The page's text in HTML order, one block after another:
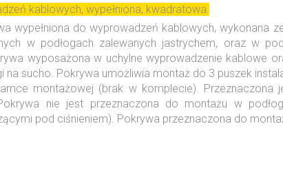
kablowych, wypełniona, kwadratowa.
wypełniona do wyprowadzeń kablowych, wykonana
w podłogach zalewanych jastrychem, oraz w
wyposażona w uchylne wyprowadzenie kablowe
na sucho. Pokrywa umożliwia montaż do 3 puszek
montażowej (brak w komplecie). Przeznaczona
nie jest przeznaczona do montażu w
pod ciśnieniem). Pokrywa przeznaczona do